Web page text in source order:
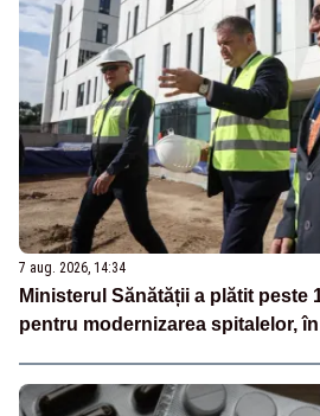
7 aug. 2026, 14:34
Ministerul Sănătății a plătit peste
pentru modernizarea spitalelor,